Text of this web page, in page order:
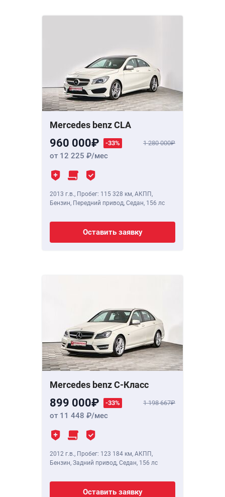
Mercedes benz CLA
960 000 -33% 1 280 000
от 12 225 /мес
2013 г.в., Пробег: 115 328 км, АКПП,
Бензин, Передний привод, Седан, 156 лс
Оставить заявку
Mercedes benz C-Класс
899 000 -33% 1 198 667
от 11 448 /мес
2012 г.в., Пробег: 123 184 км, АКПП,
Бензин, Задний привод, Седан, 156 лс
Оставить заявку